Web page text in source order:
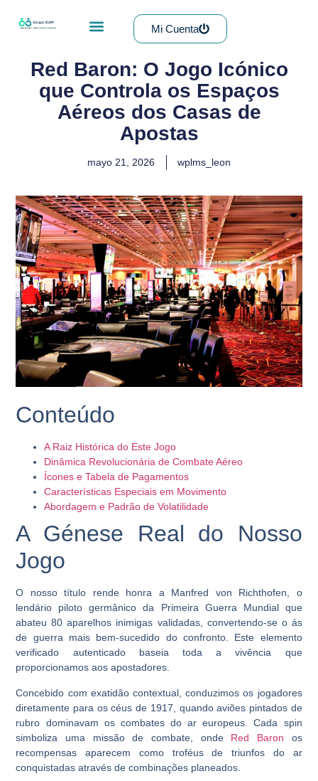
Mi Cuenta
Red Baron: O Jogo Icónico
que Controla os Espaços
Aéreos dos Casas de
Apostas
mayo 21, 2026 wplms_leon
Conteúdo
A Raiz Histórica do Este Jogo
Dinâmica Revolucionária de Combate Aéreo
Ícones e Tabela de Pagamentos
Características Especiais em Movimento
Abordagem e Padrão de Volatilidade
A Génese Real do Nosso
Jogo
O nosso título rende honra a Manfred von Richthofen, o
lendário piloto germânico da Primeira Guerra Mundial que
abateu 80 aparelhos inimigas validadas, convertendo-se o ás
de guerra mais bem-sucedido do confronto. Este elemento
verificado autenticado baseia toda a vivência que
proporcionamos aos apostadores.
Concebido com exatidão contextual, conduzimos os jogadores
diretamente para os céus de 1917, quando aviões pintados de
rubro dominavam os combates do ar europeus. Cada spin
simboliza uma missão de combate, onde Red Baron os
recompensas aparecem como troféus de triunfos do ar
conquistadas através de combinações planeados.